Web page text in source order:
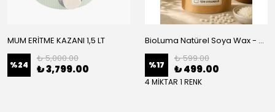
MUM ERİTME KAZANI 1,5 LT
%24
₺ 5,000.00
₺ 3,799.00
BioLuma Natürel Soya Wax - Kap İçi Mum
%17
₺ 599.00
₺ 499.00
4 MİKTAR 1 RENK